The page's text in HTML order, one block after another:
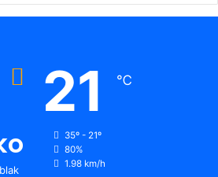
21 ℃
35º - 21º
80%
1.98 km/h